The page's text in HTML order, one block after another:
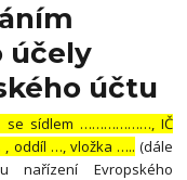
účely
účtu
se sídlem ………………, IČ
…, vložka ….. (dále
Evropského